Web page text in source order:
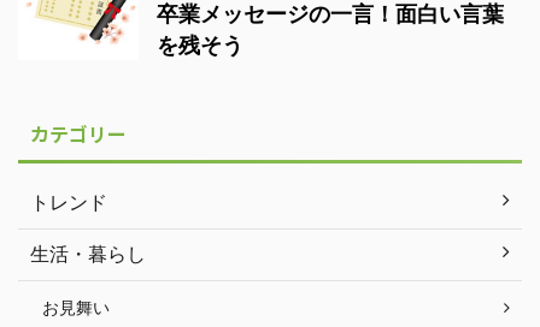
卒業メッセージの一言！面白い言葉
を残そう
カテゴリー
トレンド
生活・暮らし
お見舞い